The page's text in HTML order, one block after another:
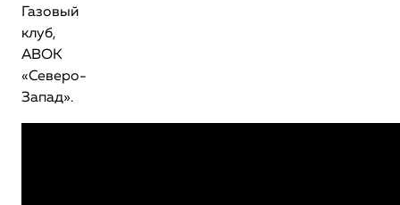
Газовый
клуб,
АВОК
«Северо-
Запад».